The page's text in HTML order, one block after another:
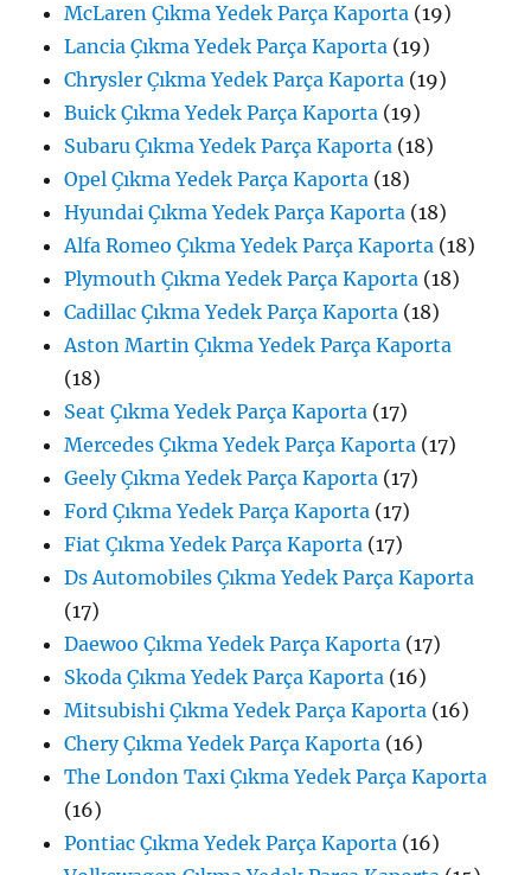
McLaren Çıkma Yedek Parça Kaporta (19)
Lancia Çıkma Yedek Parça Kaporta (19)
Chrysler Çıkma Yedek Parça Kaporta (19)
Buick Çıkma Yedek Parça Kaporta (19)
Subaru Çıkma Yedek Parça Kaporta (18)
Opel Çıkma Yedek Parça Kaporta (18)
Hyundai Çıkma Yedek Parça Kaporta (18)
Alfa Romeo Çıkma Yedek Parça Kaporta (18)
Plymouth Çıkma Yedek Parça Kaporta (18)
Cadillac Çıkma Yedek Parça Kaporta (18)
Aston Martin Çıkma Yedek Parça Kaporta
(18)
Seat Çıkma Yedek Parça Kaporta (17)
Mercedes Çıkma Yedek Parça Kaporta (17)
Geely Çıkma Yedek Parça Kaporta (17)
Ford Çıkma Yedek Parça Kaporta (17)
Fiat Çıkma Yedek Parça Kaporta (17)
Ds Automobiles Çıkma Yedek Parça Kaporta
(17)
Daewoo Çıkma Yedek Parça Kaporta (17)
Skoda Çıkma Yedek Parça Kaporta (16)
Mitsubishi Çıkma Yedek Parça Kaporta (16)
Chery Çıkma Yedek Parça Kaporta (16)
The London Taxi Çıkma Yedek Parça Kaporta
(16)
Pontiac Çıkma Yedek Parça Kaporta (16)